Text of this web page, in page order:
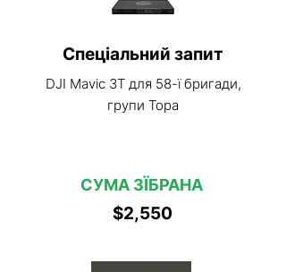
Спеціальний запит
DJI Mavic 3T для 58-ї бригади,
групи Тора
СУМА ЗЇБРАНА
$2,550